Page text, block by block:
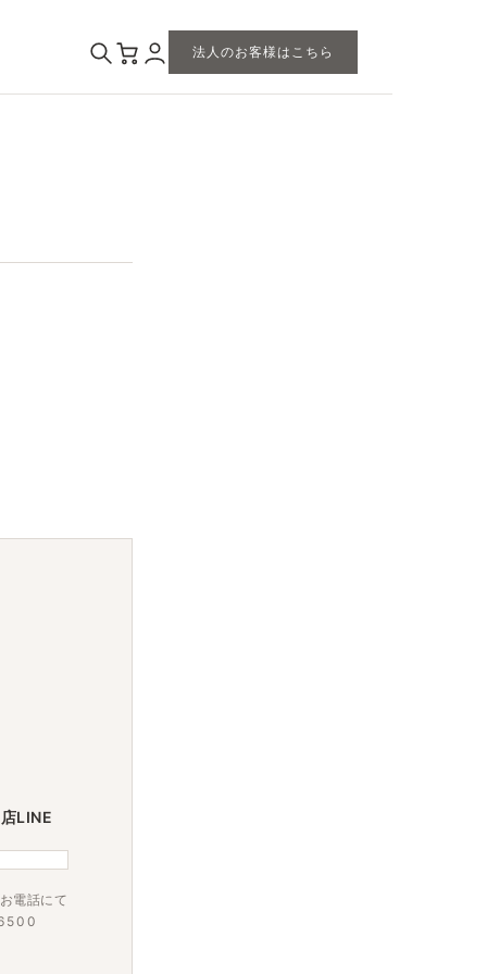
法人のお客様はこちら
LINE
電話にて